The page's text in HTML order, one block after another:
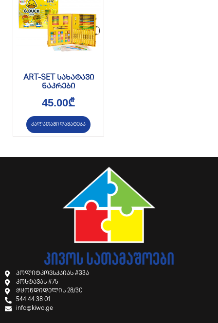
ART-SET სახატავი
ნაკრები
45.00₾
კალათაში დამატება
პოლიტკოვსკაიას #33ა
კოსტავას #75
ჭყონდიდელის 28/30
544 44 38 01
info@kiwo.ge